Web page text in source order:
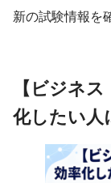
新の試験情報を
【ビジネ
化したい人